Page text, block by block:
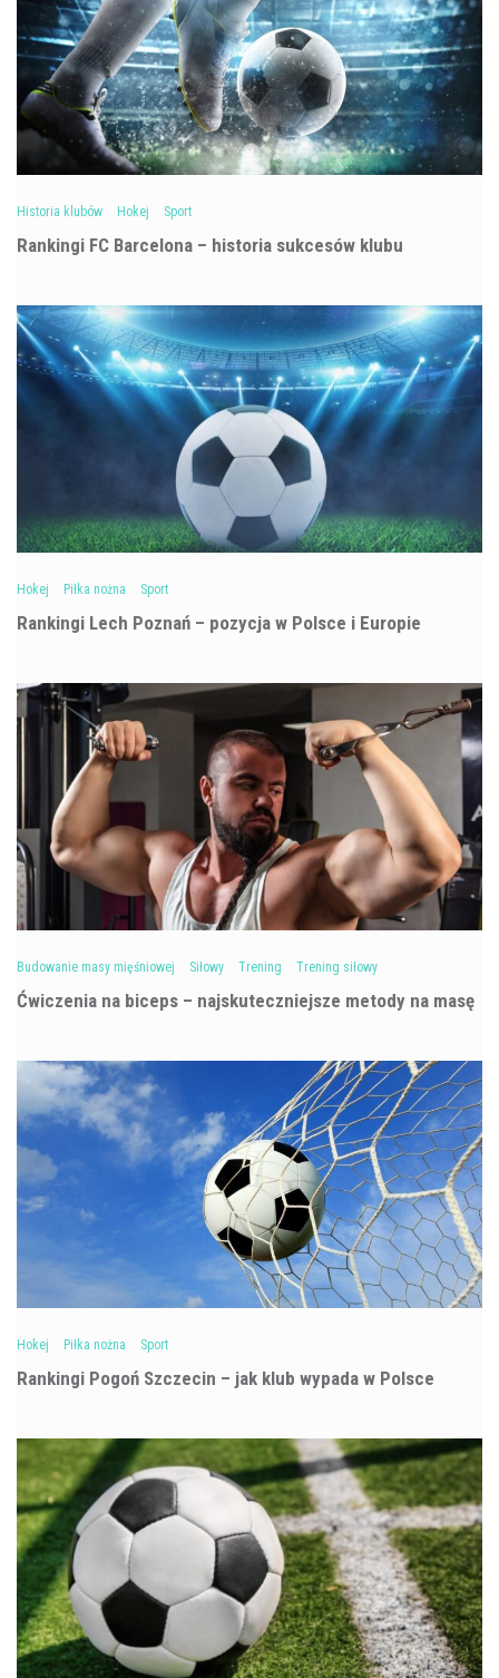
Historia klubów Hokej Sport
Rankingi FC Barcelona – historia sukcesów klubu
Hokej Piłka nożna Sport
Rankingi Lech Poznań – pozycja w Polsce i Europie
Budowanie masy mięśniowej Siłowy Trening Trening siłowy
Ćwiczenia na biceps – najskuteczniejsze metody na masę
Hokej Piłka nożna Sport
Rankingi Pogoń Szczecin – jak klub wypada w Polsce